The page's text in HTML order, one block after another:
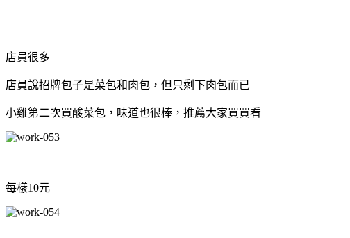
店員很多
店員說招牌包子是菜包和肉包，但只剩下肉包而已
小雞第二次買酸菜包，味道也很棒，推薦大家買買看
每樣10元